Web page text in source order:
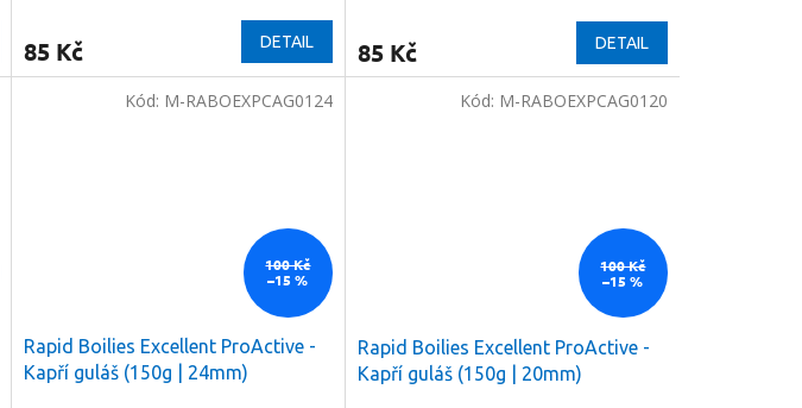
85 Kč DETAIL 85 Kč DETAIL
100 Kč
–15 %
Rapid Boilies Excellent ProActive -
Kapří guláš (150g | 24mm)
Kód: M-RABOEXPCAG0124
100 Kč
–15 %
Rapid Boilies Excellent ProActive -
Kapří guláš (150g | 20mm)
Kód: M-RABOEXPCAG0120